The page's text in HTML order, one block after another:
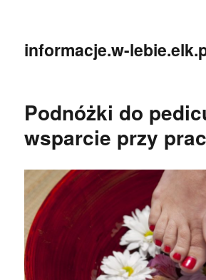
informacje.w-
Podnóżki do
wsparcie przy